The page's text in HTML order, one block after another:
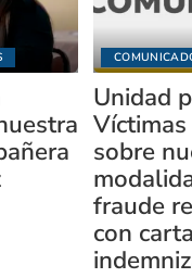
Unidad
sobre
fraude
con